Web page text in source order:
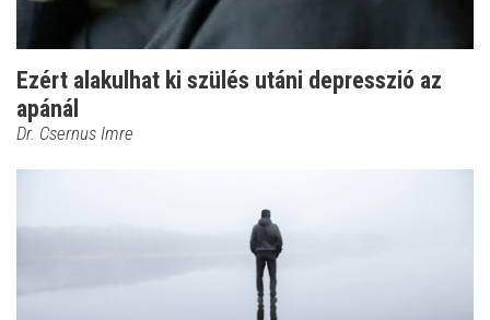
Ezért alakulhat ki szülés utáni depresszió az
apánál
Dr. Csernus Imre